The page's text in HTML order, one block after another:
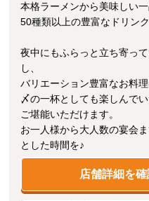
本格ラーメンから美味しい一
50種類以上の豊富なドリン
夜中にもふらっと立ち寄っ
し、
バリエーション豊富なお料
〆の一杯としても楽しんで
ご堪能いただけます。
お一人様から大人数の宴会
とした時間を♪
店舗詳細を